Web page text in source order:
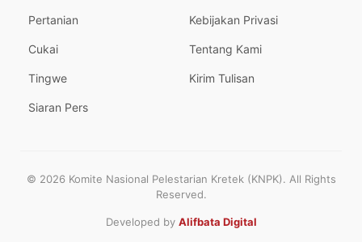
Pertanian
Cukai
Tingwe
Siaran Pers
Kebijakan Privasi
Tentang Kami
Kirim Tulisan
© 2026 Komite Nasional Pelestarian Kretek (KNPK). All Rights
Reserved.
Developed by Alifbata Digital